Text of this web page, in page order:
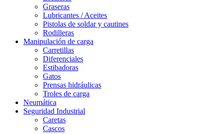
Graseras
Lubricantes / Aceites
Pistolas de soldar y cautines
Rodilleras
Manipulación de carga
Carretillas
Diferenciales
Estibadoras
Gatos
Prensas hidráulicas
Troles de carga
Neumática
Seguridad Industrial
Caretas
Cascos